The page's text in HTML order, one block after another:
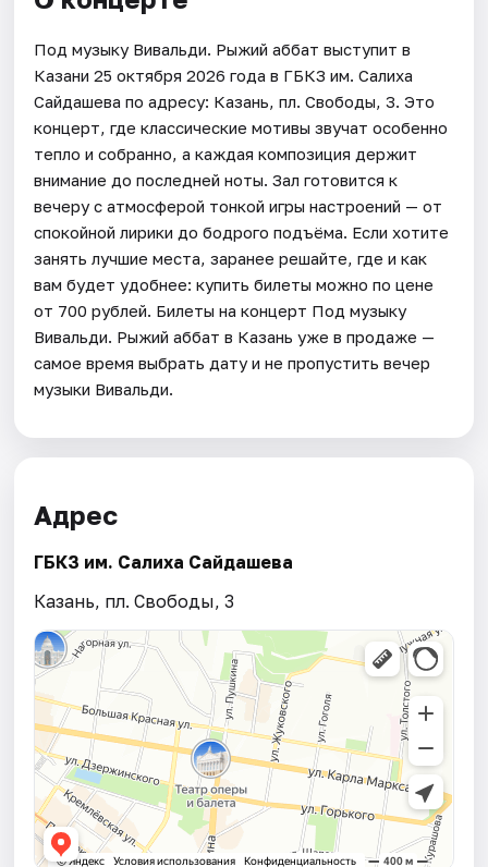
Под музыку Вивальди. Рыжий аббат выступит в
Казани 25 октября 2026 года в ГБКЗ им. Салиха
Сайдашева по адресу: Казань, пл. Свободы, 3. Это
концерт, где классические мотивы звучат особенно
тепло и собранно, а каждая композиция держит
внимание до последней ноты. Зал готовится к
вечеру с атмосферой тонкой игры настроений — от
спокойной лирики до бодрого подъёма. Если хотите
занять лучшие места, заранее решайте, где и как
вам будет удобнее: купить билеты можно по цене
от 700 рублей. Билеты на концерт Под музыку
Вивальди. Рыжий аббат в Казань уже в продаже —
самое время выбрать дату и не пропустить вечер
музыки Вивальди.
Адрес
ГБКЗ им. Салиха Сайдашева
Казань, пл. Свободы, 3